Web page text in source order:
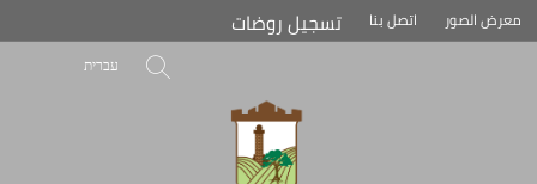
إلى
معرض الصور اتصل بنا تسجيل روضات
بحث עברית